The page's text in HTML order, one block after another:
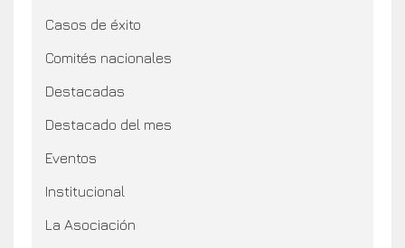
Casos de éxito
Comités nacionales
Destacadas
Destacado del mes
Eventos
Institucional
La Asociación